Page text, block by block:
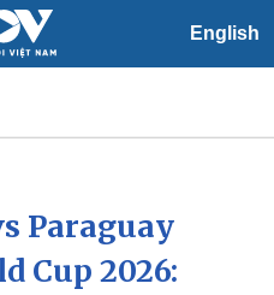
English
Xã hội
Tin 24h
Dự báo thời tiết
Paraguay
Cup 2026: